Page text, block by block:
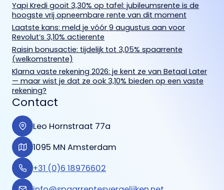
Yapi Kredi gooit 3,30% op tafel: jubileumsrente is de
hoogste vrij opneembare rente van dit moment
Laatste kans: meld je vóór 9 augustus aan voor
Revolut’s 3,10% actierente
Raisin bonusactie: tijdelijk tot 3,05% spaarrente
(welkomstrente)
Klarna vaste rekening 2026: je kent ze van Betaal Later
— maar wist je dat ze ook 3,10% bieden op een vaste
rekening?
Contact
Leo Hornstraat 77a
1095 MN Amsterdam
+31 (0)6 18976602